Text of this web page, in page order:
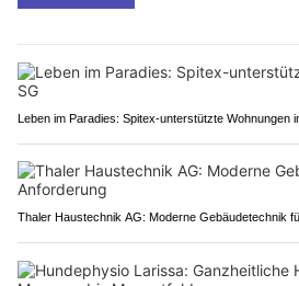
Leben im Paradies: Spitex-unterstützte Wohnungen
Thaler Haustechnik AG: Moderne Gebäudetechnik